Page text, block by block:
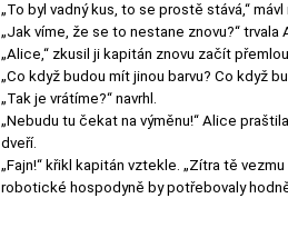
„To byl vadný kus, to se prostě stává,“
„Jak víme, že se to nestane znovu?“
„Alice,“ zkusil ji kapitán znovu začít
„Co když budou mít jinou barvu? Co když
„Tak je vrátíme?“ navrhl.
„Nebudu tu čekat na výměnu!“ Alice
dveří.
„Fajn!“ křikl kapitán vztekle. „Zítra tě
robotické hospodyně by potřebovaly